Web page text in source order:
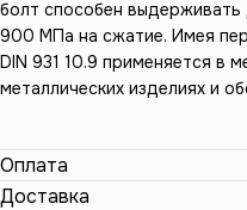
болт способен
900 МПа на сжатие. Имея
DIN 931 10.9 применяется в
металлических изделиях и
Оплата
Доставка